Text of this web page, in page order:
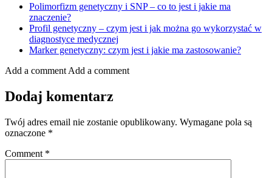
Polimorfizm genetyczny i SNP – co to jest i jakie ma
znaczenie?
Profil genetyczny – czym jest i jak można go wykorzystać w
diagnostyce medycznej
Marker genetyczny: czym jest i jakie ma zastosowanie?
Add a comment Add a comment
Dodaj komentarz
Twój adres email nie zostanie opublikowany. Wymagane pola są
oznaczone *
Comment *